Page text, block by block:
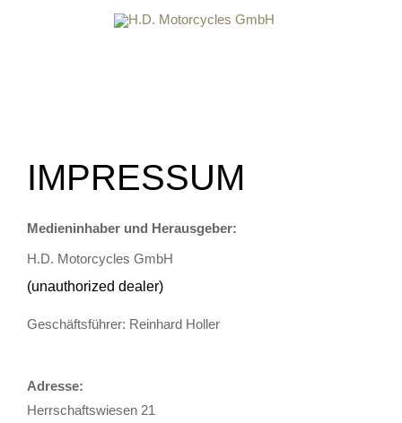
HAUPTMENÜ
IMPRESSUM
Medieninhaber und Herausgeber:
H.D. Motorcycles GmbH
(unauthorized dealer)
Geschäftsführer: Reinhard Holler
Adresse:
Herrschaftswiesen 21